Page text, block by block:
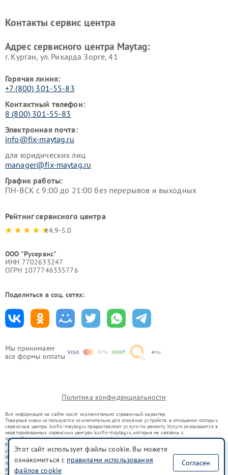
Мы принимаем
все формы оплаты
Контакты сервис центра
Адрес сервисного центра Maytag:
г. Курган, ул. Рихарда Зорге, 41
Горячая линия:
+7 (800) 301-55-83
Контактный телефон:
8 (800) 301-55-83
Электронная почта:
info@fix-maytag.ru
для юридических лиц
manager@fix-maytag.ru
График работы:
ПН-ВСК с 9:00 до 21:00 без перерывов и выходных
Рейтинг сервисного центра
4.9-5.0
ООО "Русервис"
ИНН 7702633247
ОГРН 1077746335776
Поделиться в соц. сетях:
Политика конфиденциальности
Вся информация на сайте носит исключительно справочный характер.
Товарные знаки используются исключительно для описания устройств, в отношении которых
сервисные центры kur.fix-maytag.ru предоставляют услуги по ремонту. Услуги оказываются в
неавторизованных сервисных центрах kur.fix-maytag.ru, которые не связаны с
правообладателями товарных знаков или их официальными представителями.
Ремонт осуществляется для устройств, уже введенных в гражданский оборот в соответствии
со статьей 1487 ГК РФ.
Использование товарных знаков не преследует цели индивидуализации услуг или введения
потребителей в заблуждение, а служит для информирования о предоставляемых услугах по
ремонту техники указанных брендов.
Этот сайт использует файлы cookie. Вы можете
ознакомиться с правилами использования
файлов cookie
Согласен